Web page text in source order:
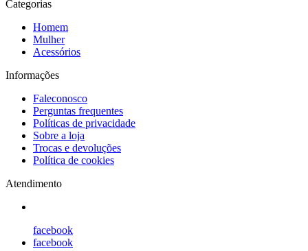
Categorias
Homem
Mulher
Acessórios
Informações
Faleconosco
Perguntas frequentes
Políticas de privacidade
Sobre a loja
Trocas e devoluções
Política de cookies
Atendimento
facebook
facebook